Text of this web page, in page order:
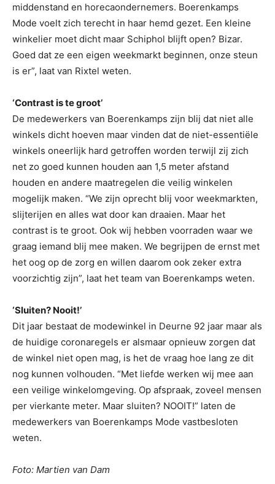
middenstand en horecaondernemers. Boerenkamps
Mode voelt zich terecht in haar hemd gezet. Een kleine
winkelier moet dicht maar Schiphol blijft open? Bizar.
Goed dat ze een eigen weekmarkt beginnen, onze steun
is er”, laat van Rixtel weten.
‘Contrast is te groot’
De medewerkers van Boerenkamps zijn blij dat niet alle
winkels dicht hoeven maar vinden dat de niet-essentiële
winkels oneerlijk hard getroffen worden terwijl zij zich
net zo goed kunnen houden aan 1,5 meter afstand
houden en andere maatregelen die veilig winkelen
mogelijk maken. “We zijn oprecht blij voor weekmarkten,
slijterijen en alles wat door kan draaien. Maar het
contrast is te groot. Ook wij hebben voorraden waar we
graag iemand blij mee maken. We begrijpen de ernst met
het oog op de zorg en willen daarom ook zeker extra
voorzichtig zijn”, laat het team van Boerenkamps weten.
‘Sluiten? Nooit!’
Dit jaar bestaat de modewinkel in Deurne 92 jaar maar als
de huidige coronaregels er alsmaar opnieuw zorgen dat
de winkel niet open mag, is het de vraag hoe lang ze dit
nog kunnen volhouden. “Met liefde werken wij mee aan
een veilige winkelomgeving. Op afspraak, zoveel mensen
per vierkante meter. Maar sluiten? NOOIT!” laten de
medewerkers van Boerenkamps Mode vastbesloten
weten.
Foto: Martien van Dam